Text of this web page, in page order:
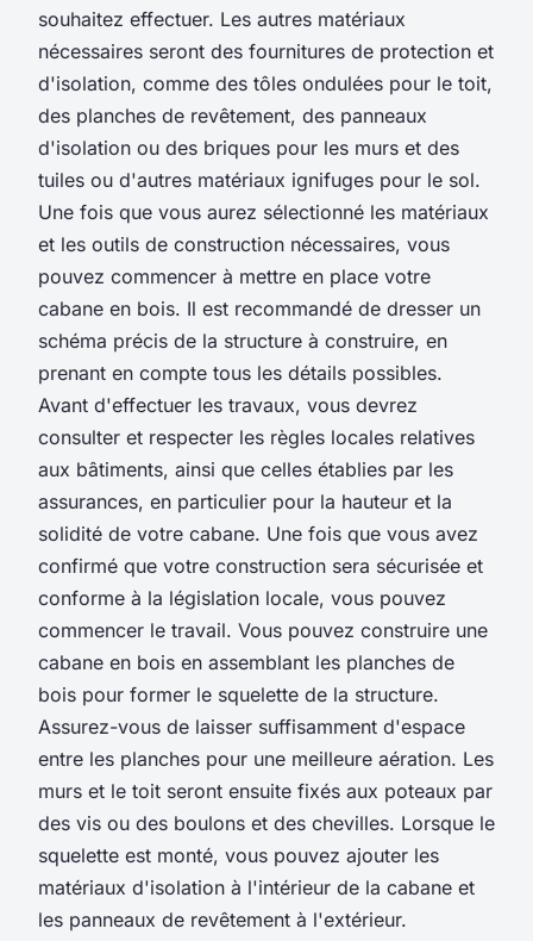
souhaitez effectuer. Les autres matériaux
nécessaires seront des fournitures de protection et
d'isolation, comme des tôles ondulées pour le toit,
des planches de revêtement, des panneaux
d'isolation ou des briques pour les murs et des
tuiles ou d'autres matériaux ignifuges pour le sol.
Une fois que vous aurez sélectionné les matériaux
et les outils de construction nécessaires, vous
pouvez commencer à mettre en place votre
cabane en bois. Il est recommandé de dresser un
schéma précis de la structure à construire, en
prenant en compte tous les détails possibles.
Avant d'effectuer les travaux, vous devrez
consulter et respecter les règles locales relatives
aux bâtiments, ainsi que celles établies par les
assurances, en particulier pour la hauteur et la
solidité de votre cabane. Une fois que vous avez
confirmé que votre construction sera sécurisée et
conforme à la législation locale, vous pouvez
commencer le travail. Vous pouvez construire une
cabane en bois en assemblant les planches de
bois pour former le squelette de la structure.
Assurez-vous de laisser suffisamment d'espace
entre les planches pour une meilleure aération. Les
murs et le toit seront ensuite fixés aux poteaux par
des vis ou des boulons et des chevilles. Lorsque le
squelette est monté, vous pouvez ajouter les
matériaux d'isolation à l'intérieur de la cabane et
les panneaux de revêtement à l'extérieur.